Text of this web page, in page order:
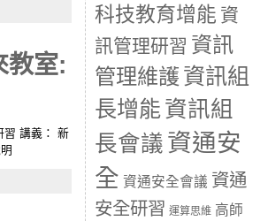
教室:
習 講義： 新
科技教育增能 資
訊管理研習 資訊
管理維護 資訊組
長增能資訊組
長會議 資通安
全 資通安全會議 資通
安全研習 運算思維 高師